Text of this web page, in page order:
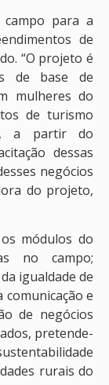
para a
de
“O projeto é
de base de
mulheres do
de turismo
a partir do
dessas
negócios
do projeto,
módulos do
no campo;
igualdade de
e
de negócios
pretende-
rurais do